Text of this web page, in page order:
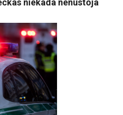
niekada nenustoja